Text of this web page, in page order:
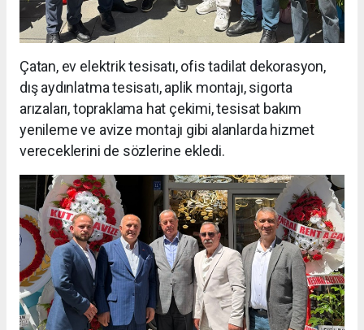
Çatan, ev elektrik tesisatı, ofis tadilat dekorasyon,
dış aydınlatma tesisatı, aplik montajı, sigorta
arızaları, topraklama hat çekimi, tesisat bakım
yenileme ve avize montajı gibi alanlarda hizmet
vereceklerini de sözlerine ekledi.